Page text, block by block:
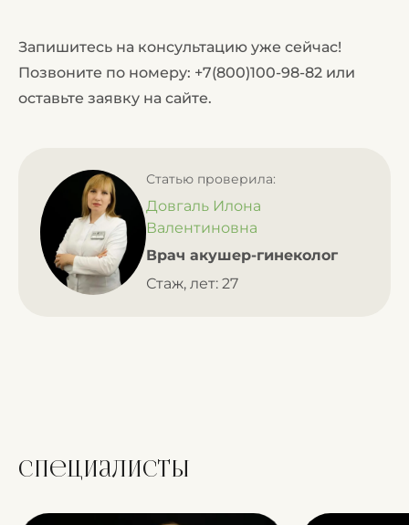
Запишитесь на консультацию уже сейчас!
Позвоните по номеру: +7(800)100-98-82 или
оставьте заявку на сайте.
Статью проверила:
Довгаль Илона
Валентиновна
Врач акушер-гинеколог
Стаж, лет: 27
Специалисты